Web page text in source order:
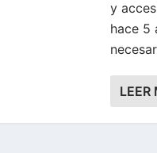
y
hace 5
LEER